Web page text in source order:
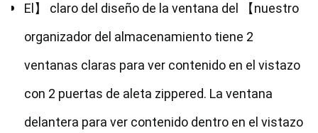
El】 claro del diseño de la ventana del 【nuestro
organizador del almacenamiento tiene 2
ventanas claras para ver contenido en el vistazo
con 2 puertas de aleta zippered. La ventana
delantera para ver contenido dentro en el vistazo